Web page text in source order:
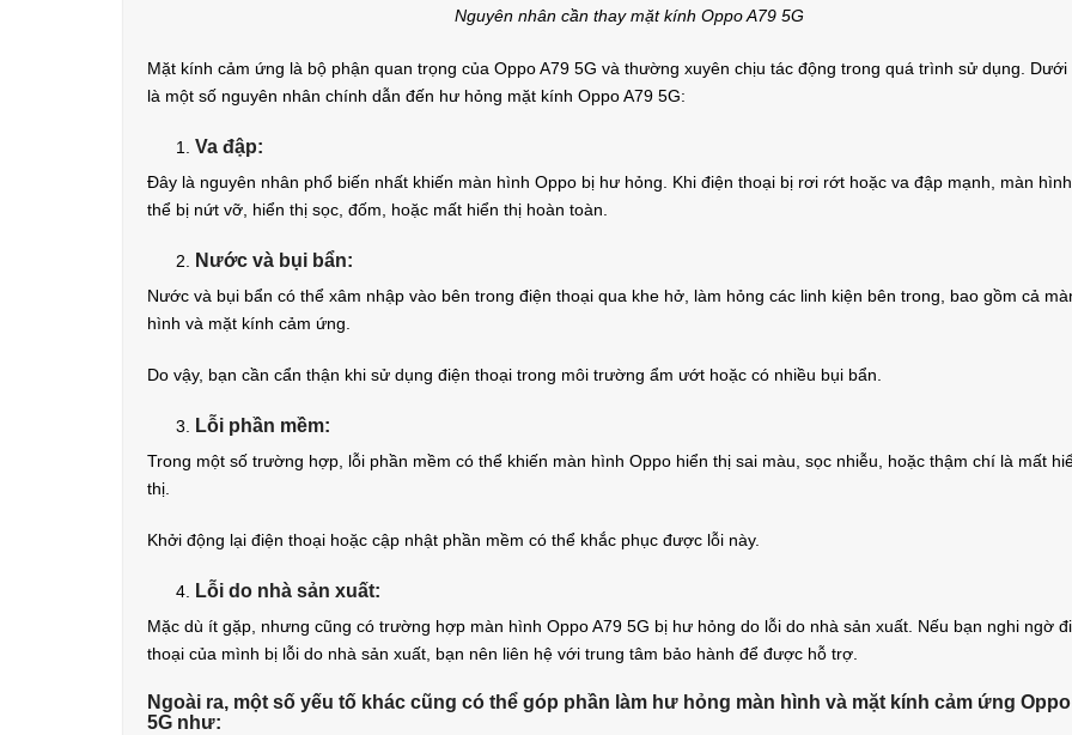
Nguyên nhân cần thay mặt kính Oppo A79 5G
Mặt kính cảm ứng là bộ phận quan trọng của Oppo A79 5G và thường xuyên chịu tác động trong quá trình sử dụng. Dưới
là một số nguyên nhân chính dẫn đến hư hỏng mặt kính Oppo A79 5G:
Va đập:
Đây là nguyên nhân phổ biến nhất khiến màn hình Oppo bị hư hỏng. Khi điện thoại bị rơi rớt hoặc va đập mạnh, màn
thể bị nứt vỡ, hiển thị sọc, đốm, hoặc mất hiển thị hoàn toàn.
Nước và bụi bẩn:
Nước và bụi bẩn có thể xâm nhập vào bên trong điện thoại qua khe hở, làm hỏng các linh kiện bên trong, bao gồm cả
hình và mặt kính cảm ứng.
Do vậy, bạn cần cẩn thận khi sử dụng điện thoại trong môi trường ẩm ướt hoặc có nhiều bụi bẩn.
Lỗi phần mềm:
Trong một số trường hợp, lỗi phần mềm có thể khiến màn hình Oppo hiển thị sai màu, sọc nhiễu, hoặc thậm chí là mất
thị.
Khởi động lại điện thoại hoặc cập nhật phần mềm có thể khắc phục được lỗi này.
Lỗi do nhà sản xuất:
Mặc dù ít gặp, nhưng cũng có trường hợp màn hình Oppo A79 5G bị hư hỏng do lỗi do nhà sản xuất. Nếu bạn nghi ngờ
thoại của mình bị lỗi do nhà sản xuất, bạn nên liên hệ với trung tâm bảo hành để được hỗ trợ.
Ngoài ra, một số yếu tố khác cũng có thể góp phần làm hư hỏng màn hình và mặt kính cảm ứng
5G như: